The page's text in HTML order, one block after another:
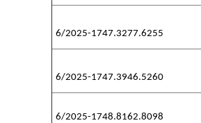
6/2025-1747.3277.6255
6/2025-1747.3946.5260
6/2025-1748.8162.8098